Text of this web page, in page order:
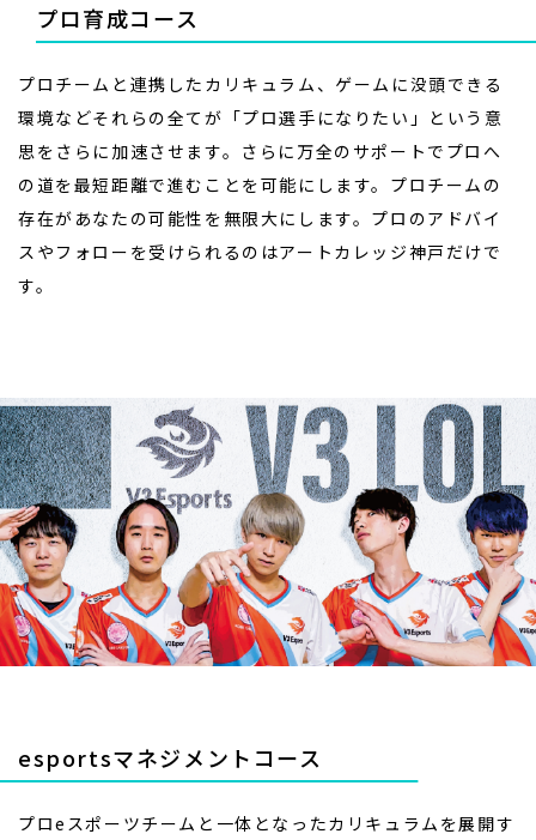
プロ育成コース
プロチームと連携したカリキュラム、ゲームに没頭できる
環境などそれらの全てが「プロ選手になりたい」という意
思をさらに加速させます。さらに万全のサポートでプロへ
の道を最短距離で進むことを可能にします。プロチームの
存在があなたの可能性を無限大にします。プロのアドバイ
スやフォローを受けられるのはアートカレッジ神戸だけで
す。
esportsマネジメントコース
プロeスポーツチームと一体となったカリキュラムを展開す